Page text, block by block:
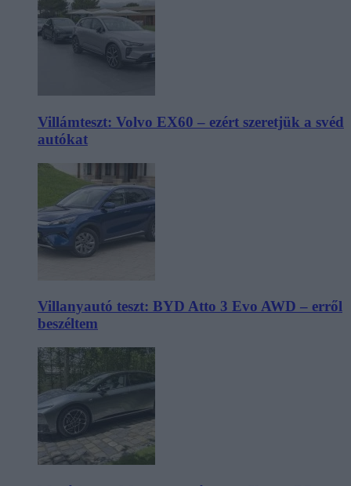
Villámteszt: Volvo EX60 – ezért szeretjük a svéd
autókat
Villanyautó teszt: BYD Atto 3 Evo AWD – erről
beszéltem